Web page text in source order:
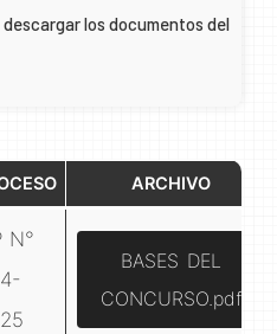
los documentos del
ARCHIVO
N°
BASES DEL
CONCURSO.pdf